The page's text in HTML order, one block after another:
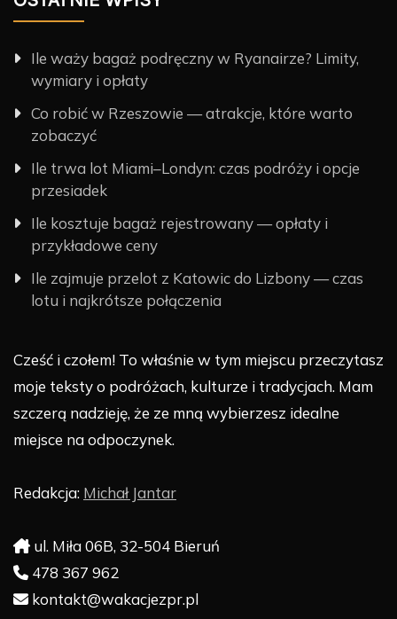
Ile waży bagaż podręczny w Ryanairze? Limity,
wymiary i opłaty
Co robić w Rzeszowie — atrakcje, które warto
zobaczyć
Ile trwa lot Miami–Londyn: czas podróży i opcje
przesiadek
Ile kosztuje bagaż rejestrowany — opłaty i
przykładowe ceny
Ile zajmuje przelot z Katowic do Lizbony — czas
lotu i najkrótsze połączenia
Cześć i czołem! To właśnie w tym miejscu przeczytasz
moje teksty o podróżach, kulturze i tradycjach. Mam
szczerą nadzieję, że ze mną wybierzesz idealne
miejsce na odpoczynek.
Redakcja: Michał Jantar
ul. Miła 06B, 32-504 Bieruń
478 367 962
kontakt@wakacjezpr.pl